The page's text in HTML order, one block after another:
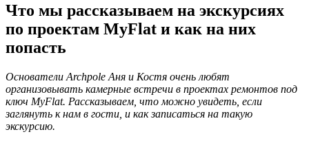
Что мы рассказываем на экскурсиях
по проектам MyFlat и как на них
попасть
Основатели Archpole Аня и Костя очень любят
организовывать камерные встречи в проектах ремонтов под
ключ MyFlat. Рассказываем, что можно увидеть, если
заглянуть к нам в гости, и как записаться на такую
экскурсию.